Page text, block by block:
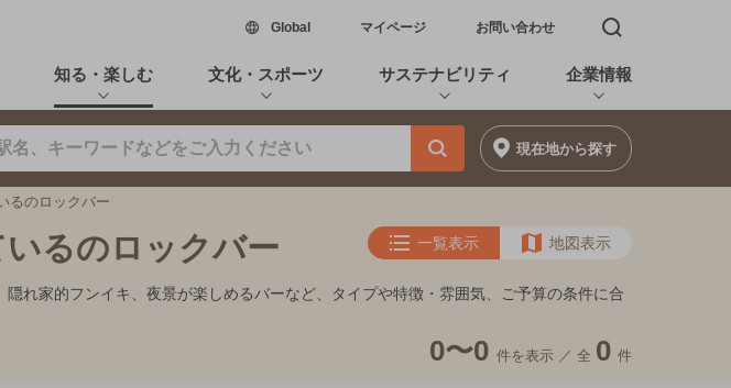
Global新しいウィンドウで開く
マイページ お問い合わせ 検索窓を開く
知る・楽しむ 文化・スポーツ サステナビリティ 企業情報
現在地から探す
るのロックバー
るのロックバー 一覧表示 地図表示
れ家的フンイキ、夜景が楽しめるバーなど、タイプや特徴・雰囲気、ご予算の条件に合
0〜0 件を表示 ／ 全 0 件